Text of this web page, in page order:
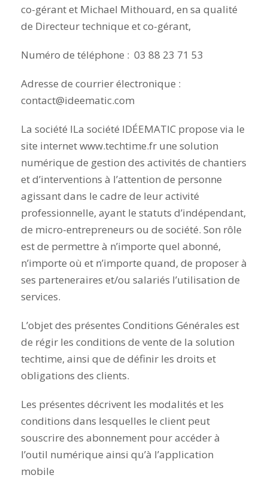
co-gérant et Michael Mithouard, en sa qualité
de Directeur technique et co-gérant,
Numéro de téléphone : 03 88 23 71 53
Adresse de courrier électronique :
contact@ideematic.com
La société ILa société IDÉEMATIC propose via le
site internet www.techtime.fr une solution
numérique de gestion des activités de chantiers
et d’interventions à l’attention de personne
agissant dans le cadre de leur activité
professionnelle, ayant le statuts d’indépendant,
de micro-entrepreneurs ou de société. Son rôle
est de permettre à n’importe quel abonné,
n’importe où et n’importe quand, de proposer à
ses parteneraires et/ou salariés l’utilisation de
services.
L’objet des présentes Conditions Générales est
de régir les conditions de vente de la solution
techtime, ainsi que de définir les droits et
obligations des clients.
Les présentes décrivent les modalités et les
conditions dans lesquelles le client peut
souscrire des abonnement pour accéder à
l’outil numérique ainsi qu’à l’application
mobile